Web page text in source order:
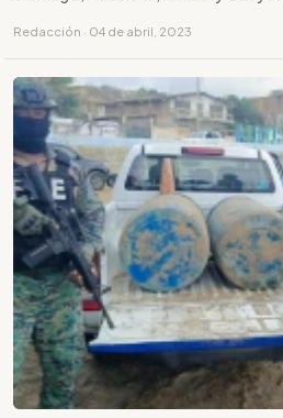
Redacción · 04 de abril, 2023